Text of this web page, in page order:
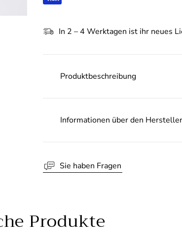
In 2 – 4 Werktagen ist ihr neues
Produktbeschreibung
Informationen über den Hersteller
Sie haben Fragen
Produkte10% Rabatt auf Ihre